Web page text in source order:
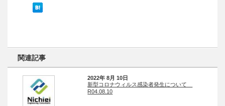
関連記事
2022年 8月 10日
新型コロナウィルス感染者発生について
R04.08.10